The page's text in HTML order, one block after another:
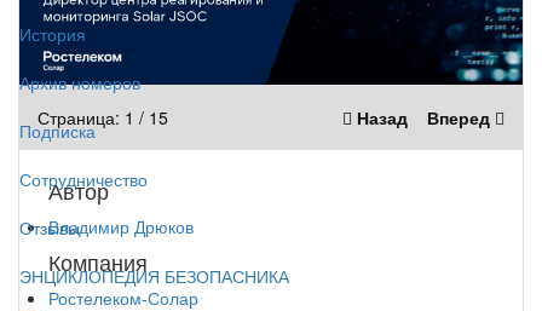
История
Архив номеров
Подписка
Сотрудничество
Отзывы
ЭНЦИКЛОПЕДИЯ БЕЗОПАСНИКА
Страница: 1 / 15 Вперед
Назад
Автор
Владимир Дрюков
Компания
Ростелеком-Солар